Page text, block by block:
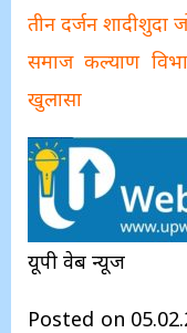
तीन दर्जन शादीशुदा
समाज कल्याण
खुलासा
यूपी वेब न्यूज
Posted on